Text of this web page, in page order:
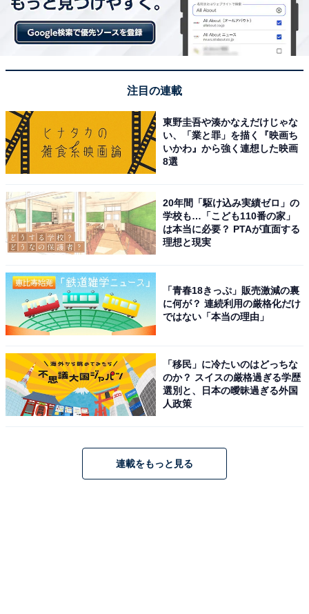
注目の連載
東野圭吾や湊かなえだけじゃな
い、「業と罪」を描く『映画ち
いかわ』から強く連想した映画
8選
20年間「駆け込み実績ゼロ」の
学校も…「こども110番の家」
は本当に必要？ PTAが直面する
理想と現実
「青春18きっぷ」販売激減の裏
に何が？ 連続利用の厳格化だけ
ではない「本当の理由」
「移民」に冷たいのはどっちな
のか？ スイスの厳格過ぎる学歴
選別と、日本の曖昧過ぎる外国
人政策
連載をもっと見る